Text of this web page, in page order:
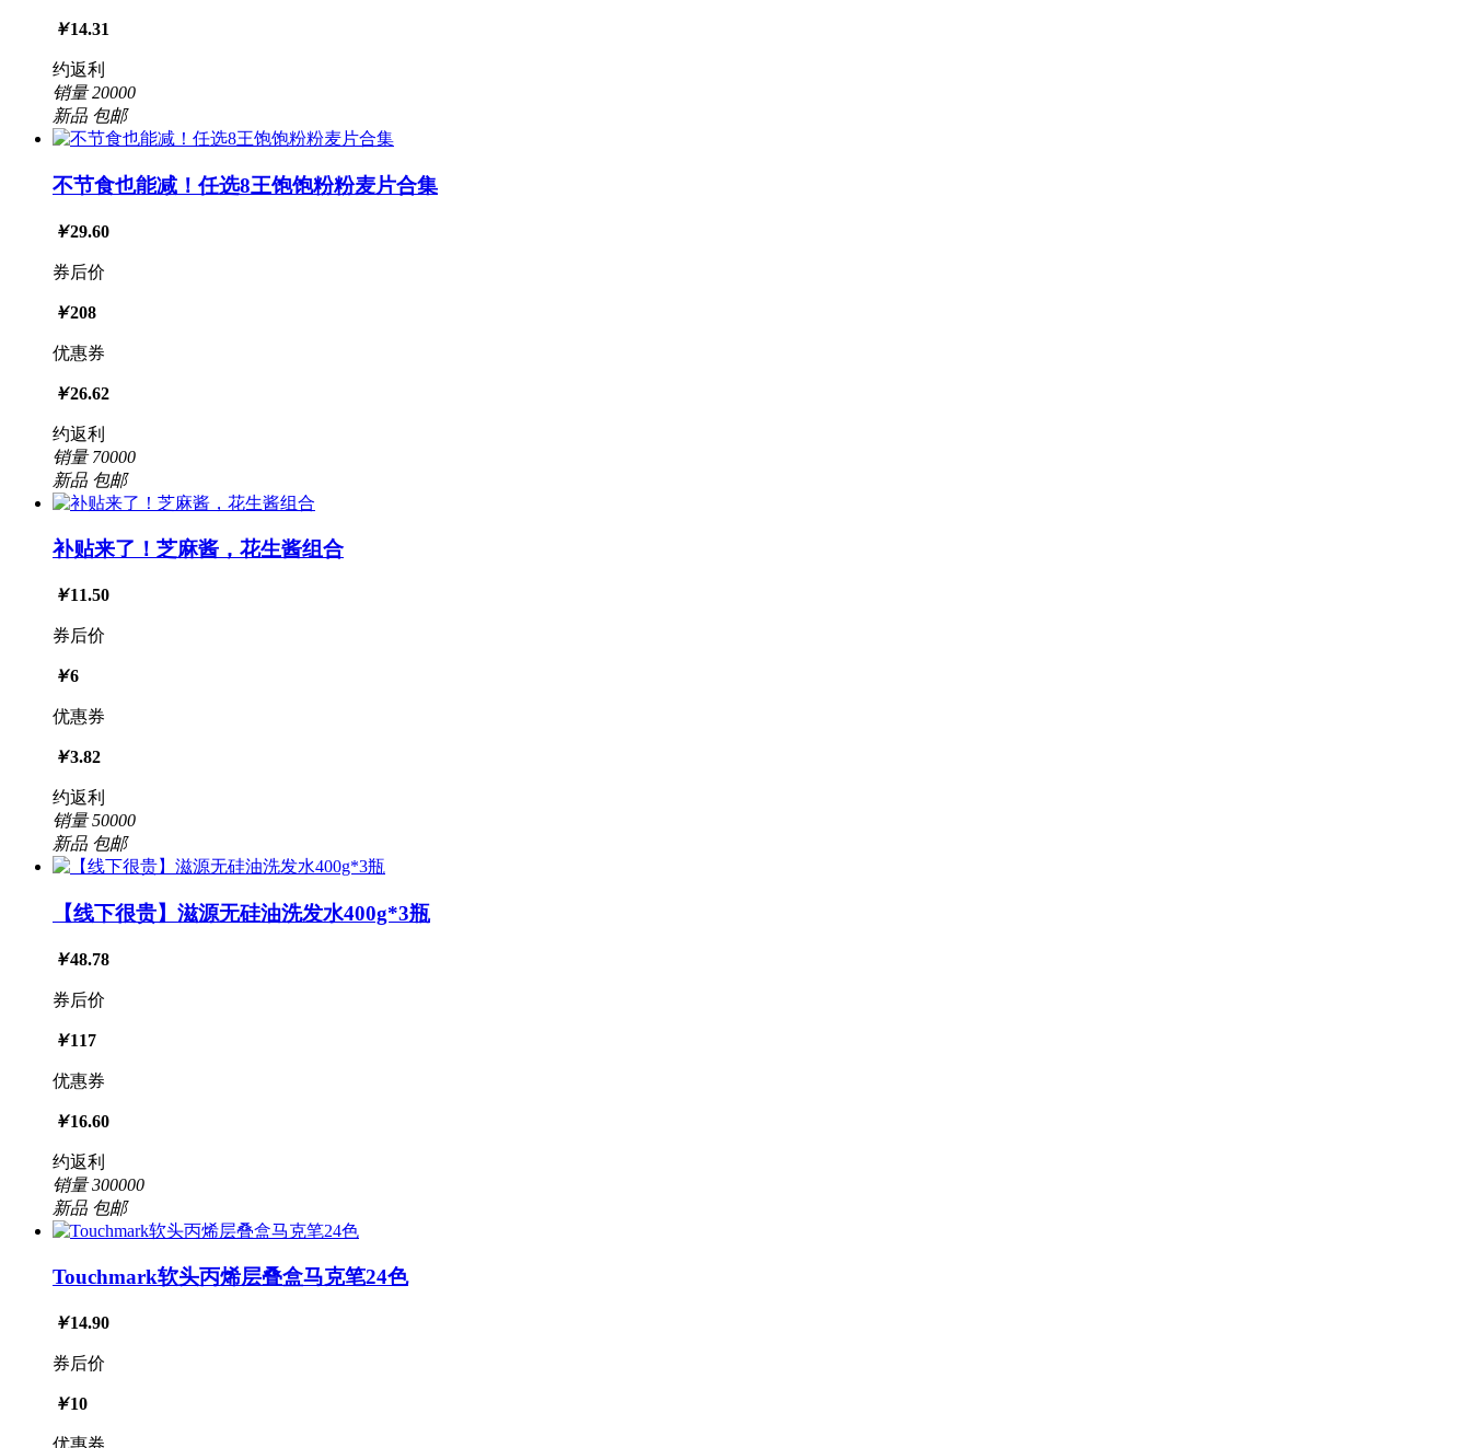
￥14.31
约返利
销量20000
新品 包邮
不节食也能减！任选8王饱饱粉粉麦片合集
￥29.60
券后价
￥208
优惠券
￥26.62
约返利
销量70000
新品 包邮
补贴来了！芝麻酱，花生酱组合
￥11.50
券后价
￥6
优惠券
￥3.82
约返利
销量50000
新品 包邮
【线下很贵】滋源无硅油洗发水400g*3瓶
￥48.78
券后价
￥117
优惠券
￥16.60
约返利
销量300000
新品 包邮
Touchmark软头丙烯层叠盒马克笔24色
￥14.90
券后价
￥10
优惠券